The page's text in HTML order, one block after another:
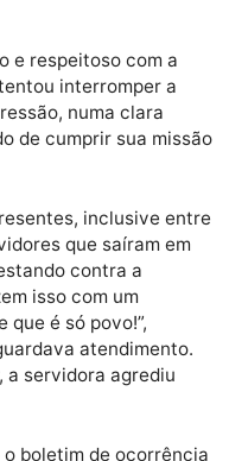
esperas, falta de
e buscar soluções, o
conversando
e ouvindo suas dores,
e respeitoso com a
tentou interromper a
numa clara
de cumprir sua
presentes, inclusive
contra a